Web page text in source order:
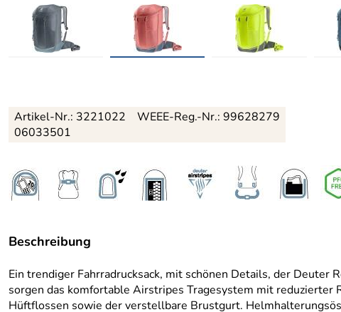
Artikel-Nr.: 3221022
06033501
WEEE-Reg.-Nr.: 99628279
Beschreibung
Ein trendiger Fahrradrucksack, mit schönen Details, der
sorgen das komfortable Airstripes Tragesystem mit reduzierter
Hüftflossen sowie der verstellbare Brustgurt.